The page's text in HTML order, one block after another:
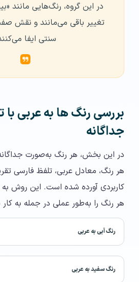
در این گروه، رنگ‌هایی مانند
تغییر باقی می‌مانند و نقش
سنتی ایفا
بررسی رنگ ها به عربی
جداگانه
در این بخش، هر رنگ به‌صورت
کاربردی آورده شده است. این روش
هر رنگ را به‌طور عملی در جمله به کار
رنگ آبی به عربی
رنگ سفید به عربی